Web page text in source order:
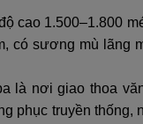
cao 1.500–1.800
có sương mù lãng
là nơi giao thoa
phục truyền